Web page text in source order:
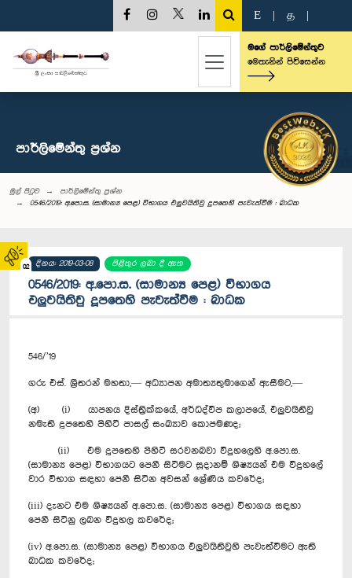
02
E த
මගේ පාර්ලිමේන්තුව
මෙතැනින් පිවිසෙන්න
පාර්ලි‌මේන්තු‌ ප්‍රශ්න
මුල් පිටුව
පාර්ලි‌මේන්තු‌ ප්‍රශ්න
0546/2019: අ.පො.ස. (සාමාන්‍ය පෙළ) විභාගය එලුවයිතිවු දූපතෙහි පැවැත්වීම : බාධක
දිනය: 2019-03-08 පිළිතුර ලබා දී ඇත
0546/2019: අ.පො.ස. (සාමාන්‍ය පෙළ) විභාගය
එලුවයිතිවු දූපතෙහි පැවැත්වීම : බාධක
546/’19
ගරු එස්. ශ්‍රීතරන් මහතා,— අධ්‍යාපන අමාත්‍යතුමාගෙන් ඇසීමට,—
(අ) (i) යාපනය දිස්ත්‍රික්කයේ, අර්ධද්වීප කලාපයේ, එලුවයිතිවු
නමැති දූපතෙහි පිහිටි පාසල් සංඛ්‍යාව කොපමණද;
(ii) එම දූපතෙහි පිහිටි සරවනබවා විදුහලෙහි අ.පො.ස.
(සාමාන්‍ය පෙළ) විභාගයට පෙනී සිටීමට සූදානම් ශිෂ්‍යයන් එම විදුහලේ
වාර විභාග සඳහා පෙනී සිටින අවසන් ශ්‍රේණිය කවරේද;
(iii) දැනට එම ශිෂ්‍යයන් අ.පො.ස. (සාමාන්‍ය පෙළ) විභාගය සඳහා
පෙනී සිටිනු ලබන විදුහල කවරේද;
(iv) අ.පො.ස. (සාමාන්‍ය පෙළ) විභාගය එලුවයිතිවුහි පැවැත්වීමට ඇති
බාධක කවරේද;